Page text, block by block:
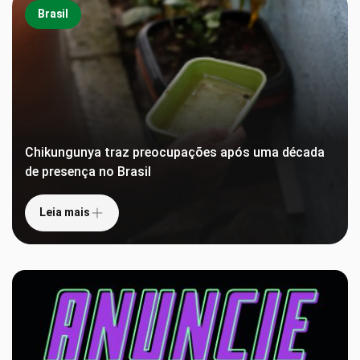
Brasil
Chikungunya traz preocupações após uma década
de presença no Brasil
Leia mais